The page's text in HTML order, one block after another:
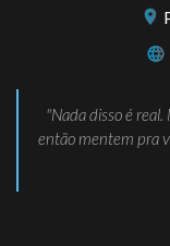
Nada disso é
então mentem pra